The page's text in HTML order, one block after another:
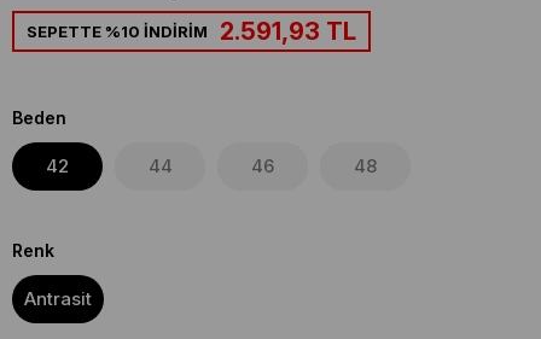
SEPETTE %10 İNDİRİM 2.591,93 TL
Beden
42 44 46 48
Renk
Antrasit